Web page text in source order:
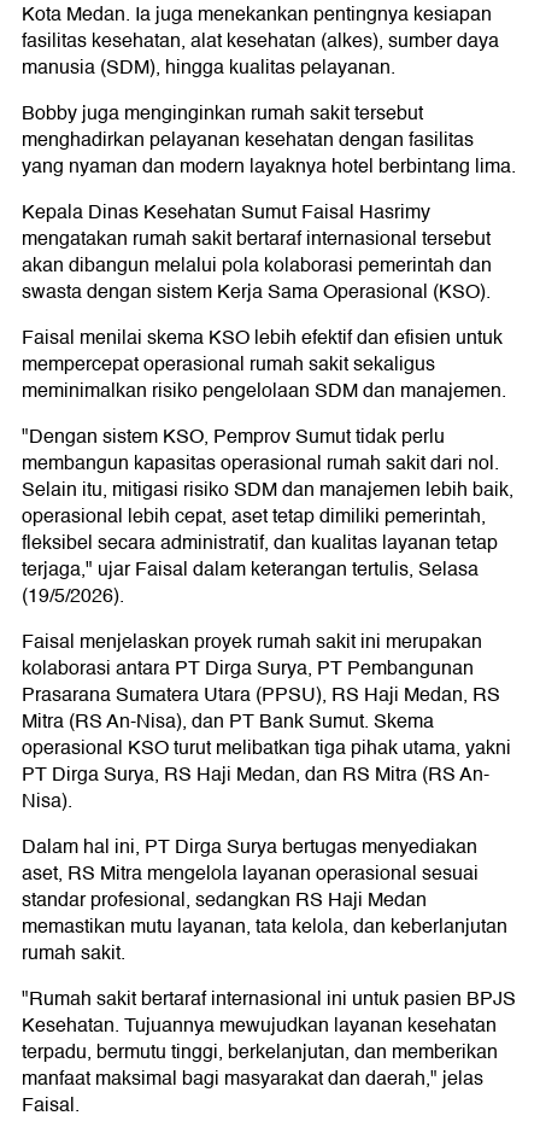
Kota Medan. Ia juga menekankan pentingnya kesiapan
fasilitas kesehatan, alat kesehatan (alkes), sumber daya
manusia (SDM), hingga kualitas pelayanan.
Bobby juga menginginkan rumah sakit tersebut
menghadirkan pelayanan kesehatan dengan fasilitas
yang nyaman dan modern layaknya hotel berbintang lima.
Kepala Dinas Kesehatan Sumut Faisal Hasrimy
mengatakan rumah sakit bertaraf internasional tersebut
akan dibangun melalui pola kolaborasi pemerintah dan
swasta dengan sistem Kerja Sama Operasional (KSO).
Faisal menilai skema KSO lebih efektif dan efisien untuk
mempercepat operasional rumah sakit sekaligus
meminimalkan risiko pengelolaan SDM dan manajemen.
"Dengan sistem KSO, Pemprov Sumut tidak perlu
membangun kapasitas operasional rumah sakit dari nol.
Selain itu, mitigasi risiko SDM dan manajemen lebih baik,
operasional lebih cepat, aset tetap dimiliki pemerintah,
fleksibel secara administratif, dan kualitas layanan tetap
terjaga," ujar Faisal dalam keterangan tertulis, Selasa
(19/5/2026).
Faisal menjelaskan proyek rumah sakit ini merupakan
kolaborasi antara PT Dirga Surya, PT Pembangunan
Prasarana Sumatera Utara (PPSU), RS Haji Medan, RS
Mitra (RS An-Nisa), dan PT Bank Sumut. Skema
operasional KSO turut melibatkan tiga pihak utama, yakni
PT Dirga Surya, RS Haji Medan, dan RS Mitra (RS An-
Nisa).
Dalam hal ini, PT Dirga Surya bertugas menyediakan
aset, RS Mitra mengelola layanan operasional sesuai
standar profesional, sedangkan RS Haji Medan
memastikan mutu layanan, tata kelola, dan keberlanjutan
rumah sakit.
"Rumah sakit bertaraf internasional ini untuk pasien BPJS
Kesehatan. Tujuannya mewujudkan layanan kesehatan
terpadu, bermutu tinggi, berkelanjutan, dan memberikan
manfaat maksimal bagi masyarakat dan daerah," jelas
Faisal.